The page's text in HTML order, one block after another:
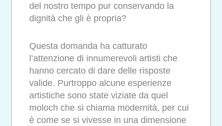
del nostro tempo pur conservando la
dignità che gli è propria?
Questa domanda ha catturato
l’attenzione di innumerevoli artisti che
hanno cercato di dare delle risposte
valide. Purtroppo alcune esperienze
artistiche sono state viziate da quel
moloch che si chiama modernità, per cui
è come se si vivesse in una dimensione